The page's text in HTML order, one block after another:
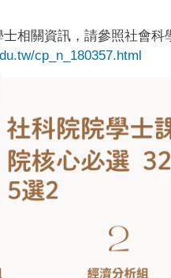
相關資訊，請參照社會科
cp_n_180357.html